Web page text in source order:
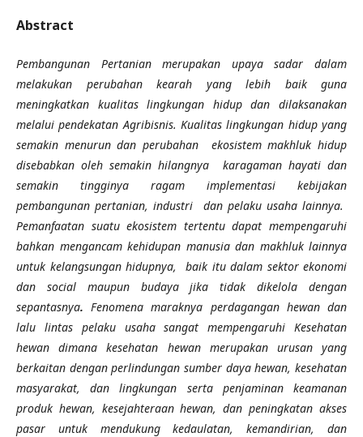
Abstract
Pembangunan Pertanian merupakan upaya sadar dalam
melakukan perubahan kearah yang lebih baik guna
meningkatkan kualitas lingkungan hidup dan dilaksanakan
melalui pendekatan Agribisnis. Kualitas lingkungan hidup yang
semakin menurun dan perubahan ekosistem makhluk hidup
disebabkan oleh semakin hilangnya karagaman hayati dan
semakin tingginya ragam implementasi kebijakan
pembangunan pertanian, industri dan pelaku usaha lainnya.
Pemanfaatan suatu ekosistem tertentu dapat mempengaruhi
bahkan mengancam kehidupan manusia dan makhluk lainnya
untuk kelangsungan hidupnya, baik itu dalam sektor ekonomi
dan social maupun budaya jika tidak dikelola dengan
sepantasnya. Fenomena maraknya perdagangan hewan dan
lalu lintas pelaku usaha sangat mempengaruhi Kesehatan
hewan dimana kesehatan hewan merupakan urusan yang
berkaitan dengan perlindungan sumber daya hewan, kesehatan
masyarakat, dan lingkungan serta penjaminan keamanan
produk hewan, kesejahteraan hewan, dan peningkatan akses
pasar untuk mendukung kedaulatan, kemandirian, dan